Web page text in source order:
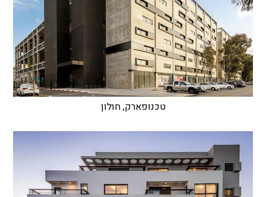
טכנופארק, חולון